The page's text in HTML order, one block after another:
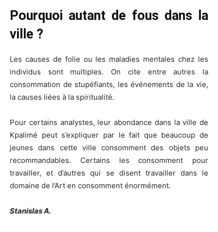
Pourquoi autant de fous dans la
ville ?
Les causes de folie ou les maladies mentales chez les
individus sont multiples. On cite entre autres la
consommation de stupéfiants, les événements de la vie,
la causes liées à la spiritualité.
Pour certains analystes, leur abondance dans la ville de
Kpalimé peut s’expliquer par le fait que beaucoup de
jeunes dans cette ville consomment des objets peu
recommandables. Certains les consomment pour
travailler, et d’autres qui se disent travailler dans le
domaine de l’Art en consomment énormément.
Stanislas A.